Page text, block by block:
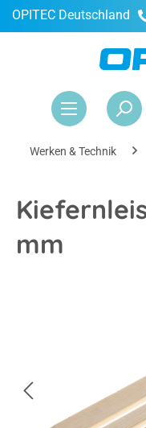
springen
OPITEC Deutschland
Werken & Technik
mm